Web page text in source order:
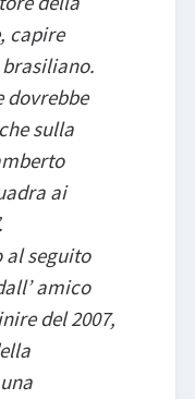
capire
dovrebbe
sulla
ai
seguito
amico
del 2007,